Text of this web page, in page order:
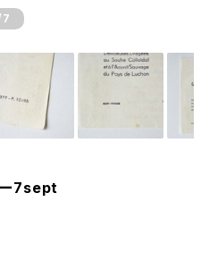
ー7sept